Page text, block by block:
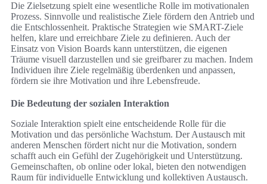
Die Zielsetzung spielt eine wesentliche Rolle im motivationalen
Prozess. Sinnvolle und realistische Ziele fördern den Antrieb und
die Entschlossenheit. Praktische Strategien wie SMART-Ziele
helfen, klare und erreichbare Ziele zu definieren. Auch der
Einsatz von Vision Boards kann unterstützen, die eigenen
Träume visuell darzustellen und sie greifbarer zu machen. Indem
Individuen ihre Ziele regelmäßig überdenken und anpassen,
fördern sie ihre Motivation und ihre Lebensfreude.
Die Bedeutung der sozialen Interaktion
Soziale Interaktion spielt eine entscheidende Rolle für die
Motivation und das persönliche Wachstum. Der Austausch mit
anderen Menschen fördert nicht nur die Motivation, sondern
schafft auch ein Gefühl der Zugehörigkeit und Unterstützung.
Gemeinschaften, ob online oder lokal, bieten den notwendigen
Raum für individuelle Entwicklung und kollektiven Austausch.